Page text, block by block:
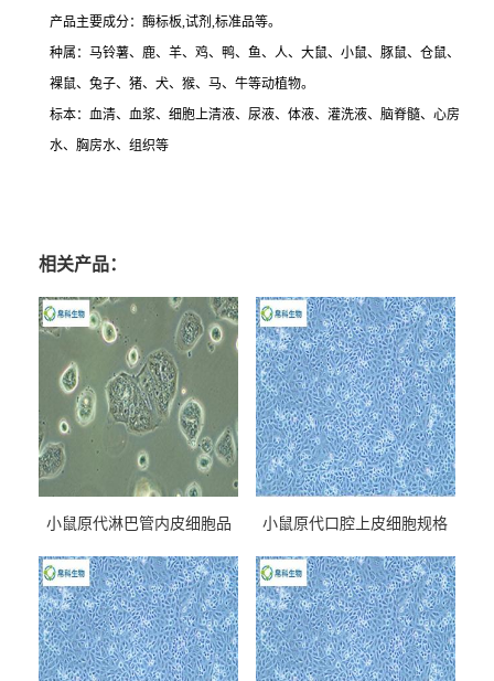
产品主要成分：酶标板,试剂 ,标准品等。
种属：马铃薯、鹿、羊、鸡、鸭、鱼、人、大鼠、小鼠、豚鼠、仓鼠、
裸鼠、兔子、猪、犬、猴、马、牛等动植物。
标本：血清、血浆、细胞上清液、尿液、体液、灌洗液、脑脊髓、心房
水、胸房水、组织等
相关产品：
小鼠原代淋巴管内皮细胞品
小鼠原代口腔上皮细胞规格